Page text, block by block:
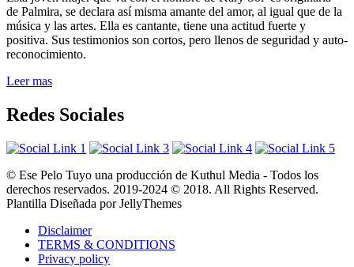
de Palmira, se declara así misma amante del amor, al igual que de la
música y las artes. Ella es cantante, tiene una actitud fuerte y
positiva. Sus testimonios son cortos, pero llenos de seguridad y auto-
reconocimiento.
Leer mas
Redes Sociales
© Ese Pelo Tuyo una producción de Kuthul Media - Todos los
derechos reservados. 2019-2024 © 2018. All Rights Reserved.
Plantilla Diseñada por JellyThemes
Disclaimer
TERMS & CONDITIONS
Privacy policy